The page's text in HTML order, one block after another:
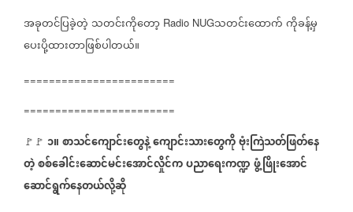
အခုတင်ပြခဲ့တဲ့ သတင်း‌ကိုတော့ Radio NUGသတင်းထောက်ကိုခန့်မှ
ပေးပို့ထားတာဖြစ်ပါတယ်။
========================
========================
🚩🚩 ၁။စာသင်ကျောင်းတွေနဲ့ကျောင်းသားတွေကိုဗုံးကြဲသတ်ဖြတ်နေ
တဲ့စစ်ခေါင်းဆောင်မင်းအောင်လှိုင်ကပညာရေးကဏ္ဍဖွံ့ဖြိုးအောင်
ဆောင်ရွက်နေတယ်လို့ဆို